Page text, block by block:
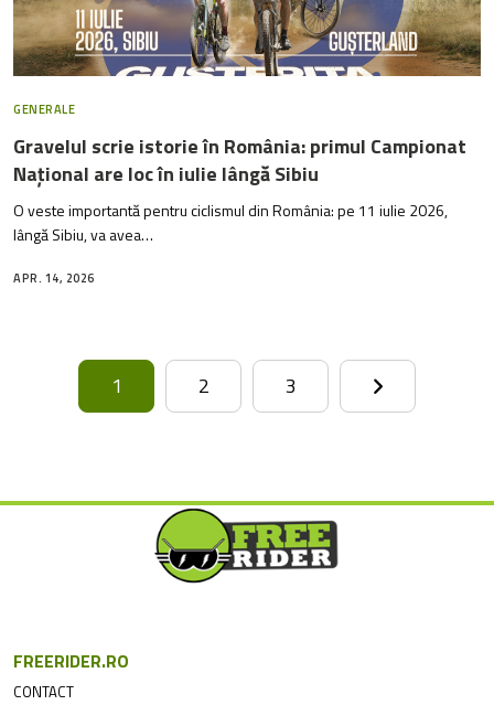
GENERALE
Gravelul scrie istorie în România: primul Campionat
Național are loc în iulie lângă Sibiu
O veste importantă pentru ciclismul din România: pe 11 iulie 2026,
lângă Sibiu, va avea…
APR. 14, 2026
1 2 3
FREERIDER.RO
CONTACT